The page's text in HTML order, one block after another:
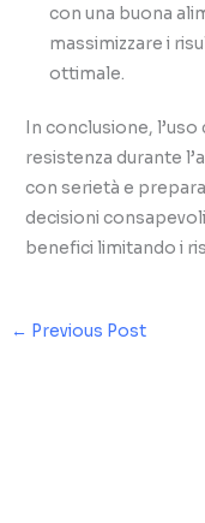
con una buona
massimizzare i
ottimale.
In conclusione,
resistenza durante
con serietà e
decisioni
benefici limitando i
← Previous Post